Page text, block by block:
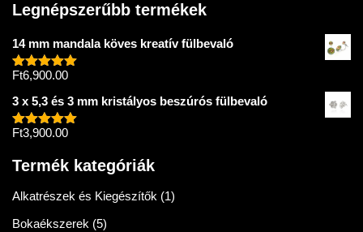
Legnépszerűbb termékek
14 mm mandala köves kreatív fülbevaló
Értékelés:
Ft6,900.00
3 x 5,3 és 3 mm kristályos beszúrós fülbevaló
Értékelés:
Ft3,900.00
Termék kategóriák
Alkatrészek és Kiegészítők (1)
Bokaékszerek (5)